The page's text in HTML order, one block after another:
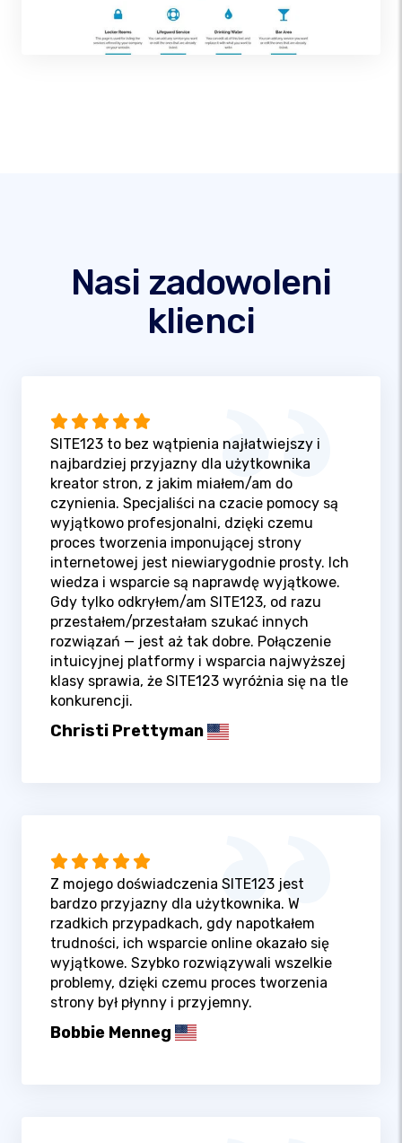
Nasi zadowoleni
klienci
SITE123 to bez wątpienia najłatwiejszy i
najbardziej przyjazny dla użytkownika
kreator stron, z jakim miałem/am do
czynienia. Specjaliści na czacie pomocy są
wyjątkowo profesjonalni, dzięki czemu
proces tworzenia imponującej strony
internetowej jest niewiarygodnie prosty. Ich
wiedza i wsparcie są naprawdę wyjątkowe.
Gdy tylko odkryłem/am SITE123, od razu
przestałem/przestałam szukać innych
rozwiązań — jest aż tak dobre. Połączenie
intuicyjnej platformy i wsparcia najwyższej
klasy sprawia, że SITE123 wyróżnia się na tle
konkurencji.
Christi Prettyman
Z mojego doświadczenia SITE123 jest
bardzo przyjazny dla użytkownika. W
rzadkich przypadkach, gdy napotkałem
trudności, ich wsparcie online okazało się
wyjątkowe. Szybko rozwiązywali wszelkie
problemy, dzięki czemu proces tworzenia
strony był płynny i przyjemny.
Bobbie Menneg